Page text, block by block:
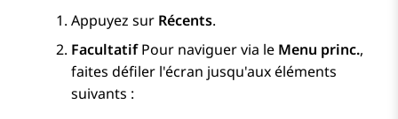
Appuyez sur Récents.
FacultatifPour naviguer via le Menu princ.,
faites défiler l'écran jusqu'aux éléments
suivants :